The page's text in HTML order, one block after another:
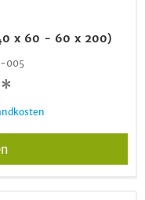
x 60 - 60 x 200)
005